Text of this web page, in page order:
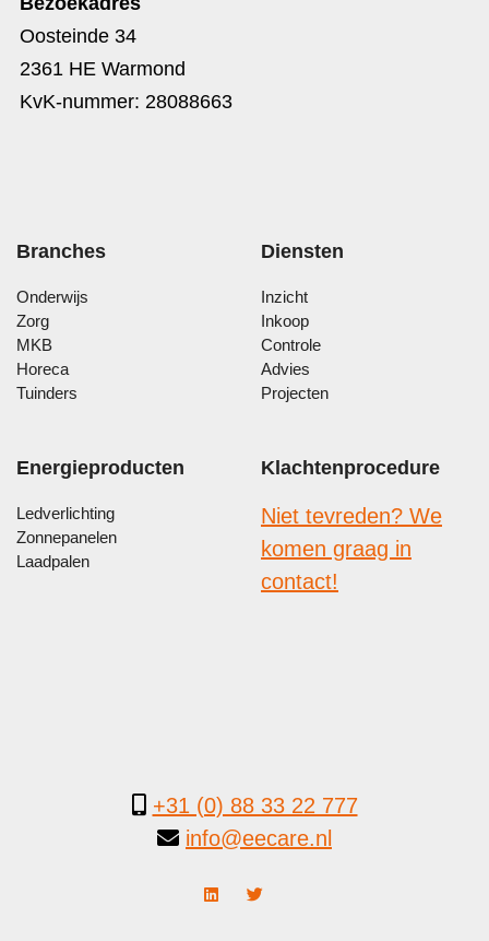
Oosteinde 34
2361 HE Warmond
KvK-nummer: 28088663
Branches
Onderwijs
Zorg
MKB
Horeca
Tuinders
Diensten
Inzicht
Inkoop
Controle
Advies
Projecten
Energieproducten
Ledverlichting
Zonnepanelen
Laadpalen
Klachtenprocedure
Niet tevreden? We
komen graag in
contact!
+31 (0) 88 33 22 777
info@eecare.nl